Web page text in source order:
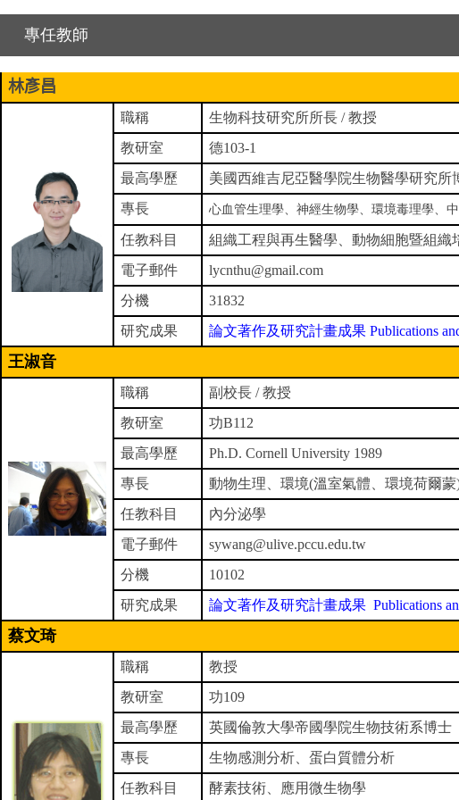
專任教師
林彥昌
職稱
生物科技研究所所長 / 教授
教研室
德103-1
最高學歷
美國西維吉尼亞醫學院生物醫學研究所
專長
心血管生理學、神經生物學、環境毒理學、
任教科目
組織工程與再生醫學、動物細胞暨組
電子郵件
lycnthu@gmail.com
分機
31832
研究成果
論文著作及研究計畫成果 Publications
王淑音
職稱
副校長 / 教授
教研室
功B112
最高學歷
Ph.D. Cornell University 1989
專長
動物生理、環境(溫室氣體、環境荷爾
任教科目
內分泌學
電子郵件
sywang@ulive.pccu.edu.tw
分機
10102
研究成果
論文著作及研究計畫成果 Publications
蔡文琦
職稱
教授
教研室
功109
最高學歷
英國倫敦大學帝國學院生物技術系博士
專長
生物感測分析、蛋白質體分析
任教科目
酵素技術、應用微生物學